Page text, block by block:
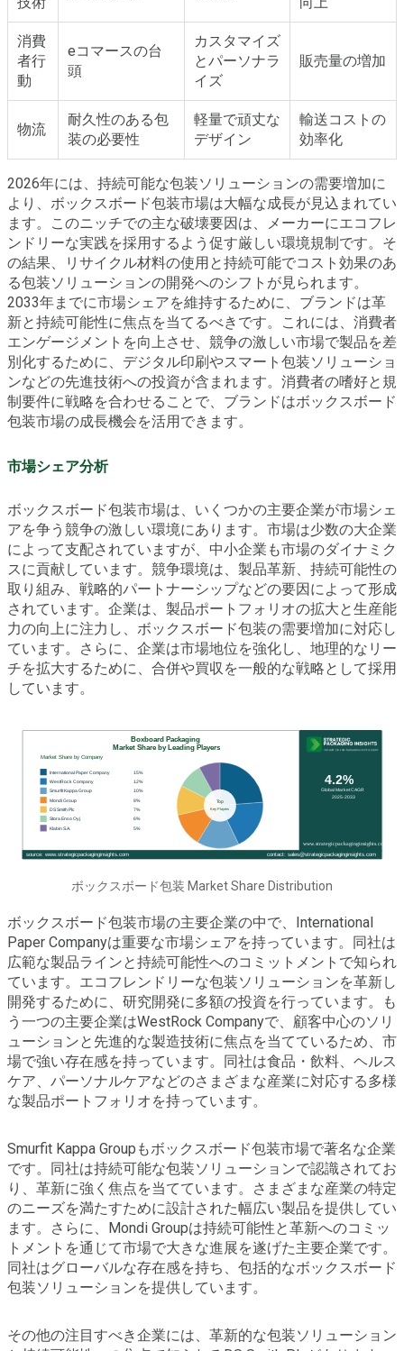
消費
者行
動
eコマースの台
頭
カスタマイズ
とパーソナラ
イズ
販売量の増加
物流
耐久性のある包
装の必要性
軽量で頑丈な
デザイン
輸送コストの
効率化
2026年には、持続可能な包装ソリューションの需要増加に
より、ボックスボード包装市場は大幅な成長が見込まれてい
ます。このニッチでの主な破壊要因は、メーカーにエコフレ
ンドリーな実践を採用するよう促す厳しい環境規制です。そ
の結果、リサイクル材料の使用と持続可能でコスト効果のあ
る包装ソリューションの開発へのシフトが見られます。
2033年までに市場シェアを維持するために、ブランドは革
新と持続可能性に焦点を当てるべきです。これには、消費者
エンゲージメントを向上させ、競争の激しい市場で製品を差
別化するために、デジタル印刷やスマート包装ソリューショ
ンなどの先進技術への投資が含まれます。消費者の嗜好と規
制要件に戦略を合わせることで、ブランドはボックスボード
包装市場の成長機会を活用できます。
市場シェア分析
ボックスボード包装市場は、いくつかの主要企業が市場シェ
アを争う競争の激しい環境にあります。市場は少数の大企業
によって支配されていますが、中小企業も市場のダイナミク
スに貢献しています。競争環境は、製品革新、持続可能性の
取り組み、戦略的パートナーシップなどの要因によって形成
されています。企業は、製品ポートフォリオの拡大と生産能
力の向上に注力し、ボックスボード包装の需要増加に対応し
ています。さらに、企業は市場地位を強化し、地理的なリー
チを拡大するために、合併や買収を一般的な戦略として採用
しています。
ボックスボード包装 Market Share Distribution
ボックスボード包装市場の主要企業の中で、International
Paper Companyは重要な市場シェアを持っています。同社は
広範な製品ラインと持続可能性へのコミットメントで知られ
ています。エコフレンドリーな包装ソリューションを革新し
開発するために、研究開発に多額の投資を行っています。も
う一つの主要企業はWestRock Companyで、顧客中心のソリ
ューションと先進的な製造技術に焦点を当てているため、市
場で強い存在感を持っています。同社は食品・飲料、ヘルス
ケア、パーソナルケアなどのさまざまな産業に対応する多様
な製品ポートフォリオを持っています。
Smurfit Kappa Groupもボックスボード包装市場で著名な企業
です。同社は持続可能な包装ソリューションで認識されてお
り、革新に強く焦点を当てています。さまざまな産業の特定
のニーズを満たすために設計された幅広い製品を提供してい
ます。さらに、Mondi Groupは持続可能性と革新へのコミッ
トメントを通じて市場で大きな進展を遂げた主要企業です。
同社はグローバルな存在感を持ち、包括的なボックスボード
包装ソリューションを提供しています。
その他の注目すべき企業には、革新的な包装ソリューション